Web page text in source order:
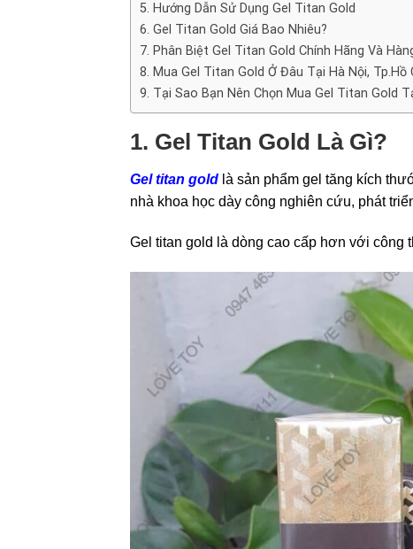
5. Hướng Dẫn Sử Dụng Gel Titan Gold
6. Gel Titan Gold Giá Bao Nhiêu?
7. Phân Biệt Gel Titan Gold Chính Hãng Và
8. Mua Gel Titan Gold Ở Đâu Tại Hà Nội, Tp.Hồ
9. Tại Sao Bạn Nên Chọn Mua Gel Titan Gold
1. Gel Titan Gold Là Gì?
Gel titan gold là sản phẩm gel tăng kích
nhà khoa học dày công nghiên cứu, phát
Gel titan gold là dòng cao cấp hơn với công